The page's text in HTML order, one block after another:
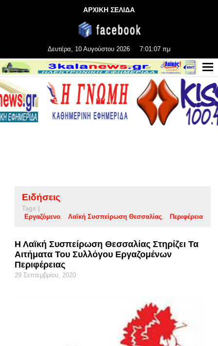
ΑΡΧΙΚΗ ΣΕΛΙΔΑ
Δευτέρα, 10 Αυγούστου 2026 7:01:07 πμ
Ειδήσεις
Tags |
Εργαζόμενο
Λαϊκή Συσπείρωση Θεσσαλίας Περιφέρεια
Η Λαϊκή Συσπείρωση Θεσσαλίας Στηρίζει Τα
Αιτήματα Του Συλλόγου Εργαζομένων
Περιφέρειας
29 Σεπτεμβρίου, 2020